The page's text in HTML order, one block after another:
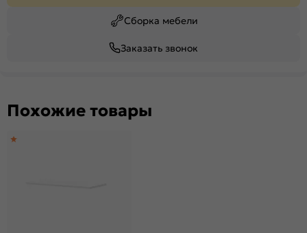
Сборка мебели
Заказать звонок
Похожие товары